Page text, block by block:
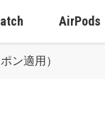
AirPods
ン適用）